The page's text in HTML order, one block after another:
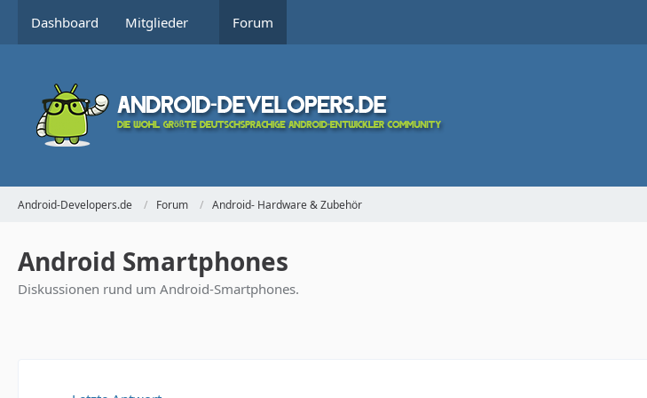
Dashboard Mitglieder Forum
Android-Developers.de Forum Android- Hardware & Zubehör
Android Smartphones
Diskussionen rund um Android-Smartphones.